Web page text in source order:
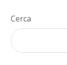
Cerca